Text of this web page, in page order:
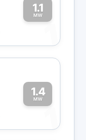
1.1
MW
1
1.4
MW
1